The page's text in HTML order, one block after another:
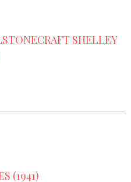
SHELLEY
(1941)